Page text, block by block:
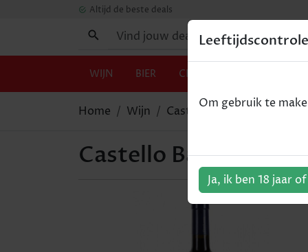
Altijd de beste deals
WIJN BIER CHAMPAGNE
Home Wijn Castello Banfi - Cum
Castello Banfi - Cum
Leeftijdscontrole
Om gebruik te
Ja, ik ben 18 jaar